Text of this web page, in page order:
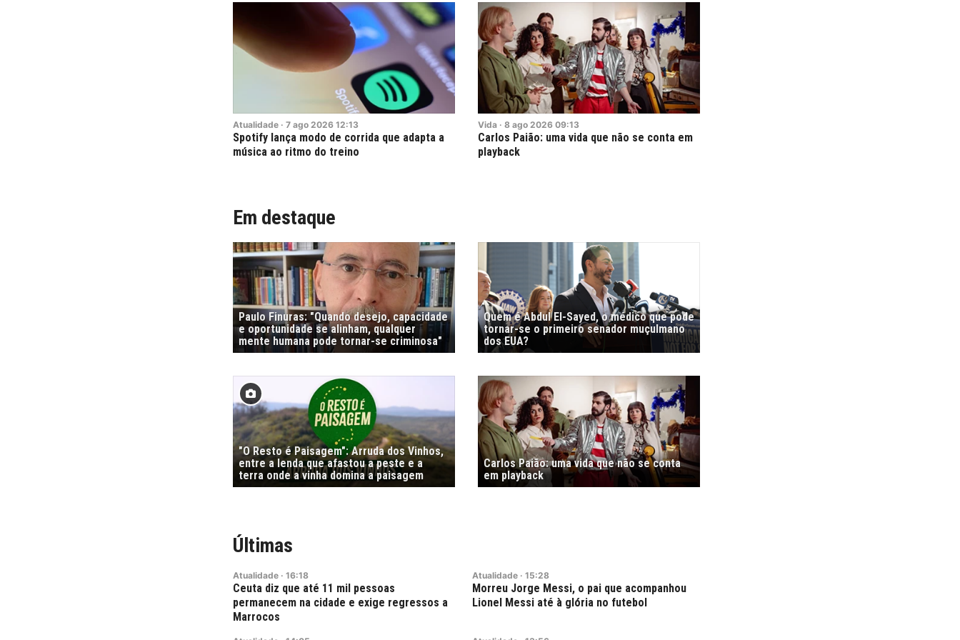
Atualidade · 7 ago 2026 12:13
Spotify lança modo de corrida que adapta a
música ao ritmo do treino
Vida · 8 ago 2026 09:13
Carlos Paião: uma vida que não se conta em
playback
Em destaque
Paulo Finuras: "Quando desejo, capacidade
e oportunidade se alinham, qualquer
mente humana pode tornar-se criminosa"
Quem é Abdul El-Sayed, o médico que pode
tornar-se o primeiro senador muçulmano
dos EUA?
"O Resto é Paisagem": Arruda dos Vinhos,
entre a lenda que afastou a peste e a
terra onde a vinha domina a paisagem
Carlos Paião: uma vida que não se conta
em playback
Últimas
Atualidade · 16:18
Ceuta diz que até 11 mil pessoas
permanecem na cidade e exige regressos a
Marrocos
Atualidade · 15:28
Morreu Jorge Messi, o pai que acompanhou
Lionel Messi até à glória no futebol